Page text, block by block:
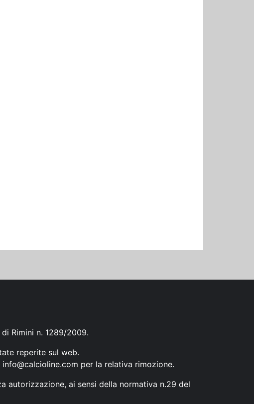
Rimini n. 1289/2009.
reperite sul web.
info@calcioline.com per la relativa rimozione.
autorizzazione, ai sensi della normativa n.29 del